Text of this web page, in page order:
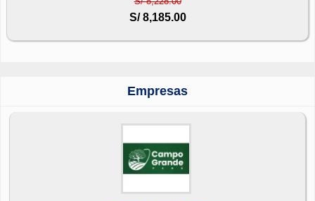
S/ 8,185.00
Empresas